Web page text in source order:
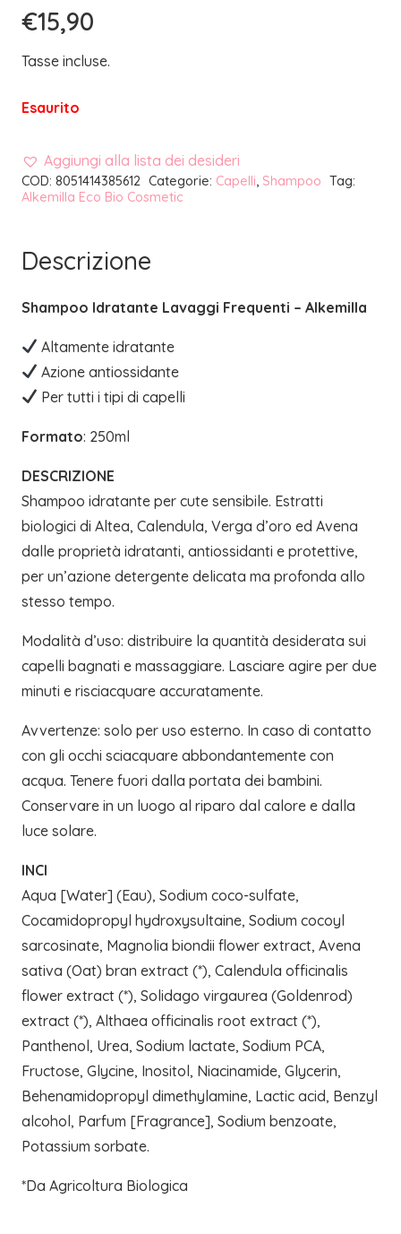
€15,90
Tasse incluse.
Esaurito
Aggiungi alla lista dei desideri
COD: 8051414385612 Categorie: Capelli Shampoo Tag:
Alkemilla Eco Bio Cosmetic
Descrizione
Shampoo Idratante Lavaggi Frequenti – Alkemilla
Altamente idratante
Azione antiossidante
Per tutti i tipi di capelli
Formato: 250ml
DESCRIZIONE
Shampoo idratante per cute sensibile. Estratti
biologici di Altea, Calendula, Verga d’oro ed Avena
dalle proprietà idratanti, antiossidanti e protettive,
per un’azione detergente delicata ma profonda allo
stesso tempo.
Modalità d’uso: distribuire la quantità desiderata sui
capelli bagnati e massaggiare. Lasciare agire per due
minuti e risciacquare accuratamente.
Avvertenze: solo per uso esterno. In caso di contatto
con gli occhi sciacquare abbondantemente con
acqua. Tenere fuori dalla portata dei bambini.
Conservare in un luogo al riparo dal calore e dalla
luce solare.
INCI
Aqua [Water] (Eau), Sodium coco-sulfate,
Cocamidopropyl hydroxysultaine, Sodium cocoyl
sarcosinate, Magnolia biondii flower extract, Avena
sativa (Oat) bran extract (*), Calendula officinalis
flower extract (*), Solidago virgaurea (Goldenrod)
extract (*), Althaea officinalis root extract (*),
Panthenol, Urea, Sodium lactate, Sodium PCA,
Fructose, Glycine, Inositol, Niacinamide, Glycerin,
Behenamidopropyl dimethylamine, Lactic acid, Benzyl
alcohol, Parfum [Fragrance], Sodium benzoate,
Potassium sorbate.
*Da Agricoltura Biologica